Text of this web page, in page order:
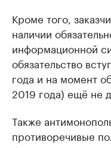
Кроме того,
наличии
информационной
обязательство
года и на момент
2019 года) ещё не
Также
противоречивые